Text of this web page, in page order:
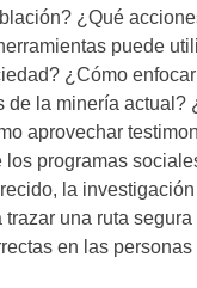
¿Qué
puede
¿Cómo
de la minería actual?
aprovechar
los programas
la
una ruta
en las personas